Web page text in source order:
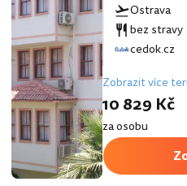
Ostrava
bez stravy
cedok.cz
Zobrazit více
10 829 Kč
za osobu